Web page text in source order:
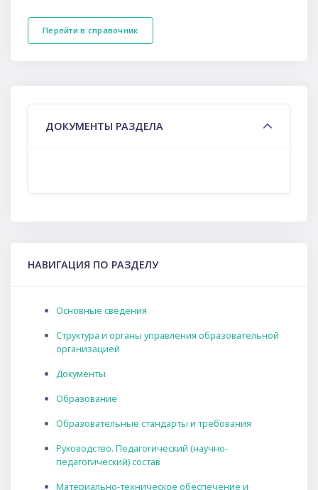
Перейти в справочник
ДОКУМЕНТЫ РАЗДЕЛА
НАВИГАЦИЯ ПО РАЗДЕЛУ
Основные сведения
Структура и органы управления образовательной
организацией
Документы
Образование
Образовательные стандарты и требования
Руководство. Педагогический (научно-
педагогический) состав
Материально-техническое обеспечение и